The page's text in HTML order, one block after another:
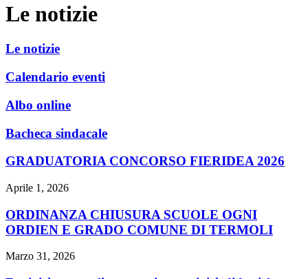
Le notizie
Le notizie
Calendario eventi
Albo online
Bacheca sindacale
GRADUATORIA CONCORSO FIERIDEA 2026
Aprile 1, 2026
ORDINANZA CHIUSURA SCUOLE OGNI
ORDIEN E GRADO COMUNE DI TERMOLI
Marzo 31, 2026